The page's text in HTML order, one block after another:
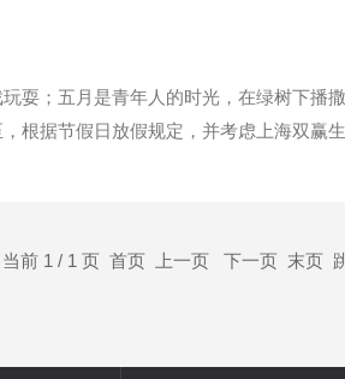
耍；五月是青年人的时光，在绿树下
根据节假日放假规定，并考虑上海双赢
当前 1 / 1 页 首页 上一页 下一页 末页